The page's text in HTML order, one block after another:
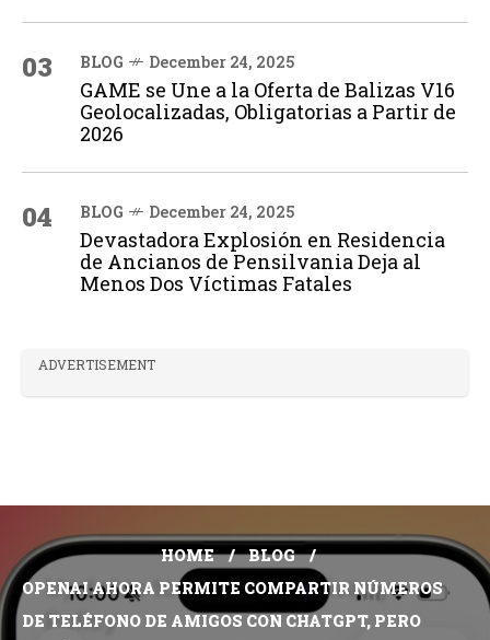
03 BLOG December 24, 2025
GAME se Une a la Oferta de Balizas V16
Geolocalizadas, Obligatorias a Partir de
2026
04 BLOG December 24, 2025
Devastadora Explosión en Residencia
de Ancianos de Pensilvania Deja al
Menos Dos Víctimas Fatales
ADVERTISEMENT
HOME
BLOG
OPENAI AHORA PERMITE COMPARTIR NÚMEROS
DE TELÉFONO DE AMIGOS CON CHATGPT, PERO